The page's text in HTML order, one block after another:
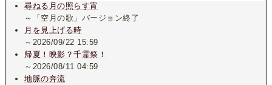
尋ねる月の照らす宵
～「空月の歌」バージョン終了
月を見上げる時
～2026/09/22 15:59
帰夏！映影？千霊祭！
～2026/08/11 04:59
地脈の奔流